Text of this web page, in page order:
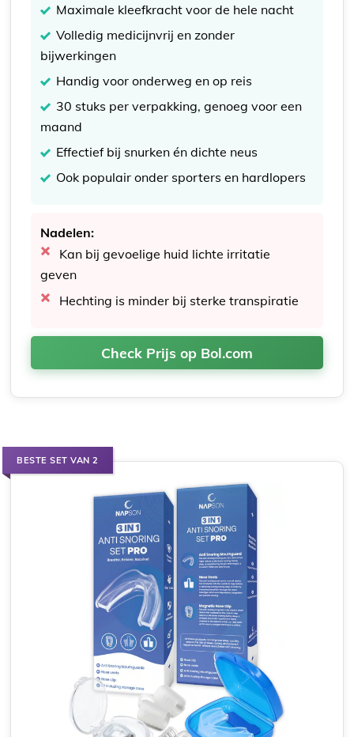
Maximale kleefkracht voor de hele nacht
Volledig medicijnvrij en zonder
bijwerkingen
Handig voor onderweg en op reis
30 stuks per verpakking, genoeg voor een
maand
Effectief bij snurken én dichte neus
Ook populair onder sporters en hardlopers
Nadelen:
Kan bij gevoelige huid lichte irritatie
geven
Hechting is minder bij sterke transpiratie
Check Prijs op Bol.com
BESTE SET VAN 2